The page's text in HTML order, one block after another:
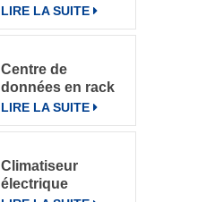
données
rack intégré
LIRE LA SUITE
Centre de
données en rack
pour divers
environnements
LIRE LA SUITE
Climatiseur
électrique